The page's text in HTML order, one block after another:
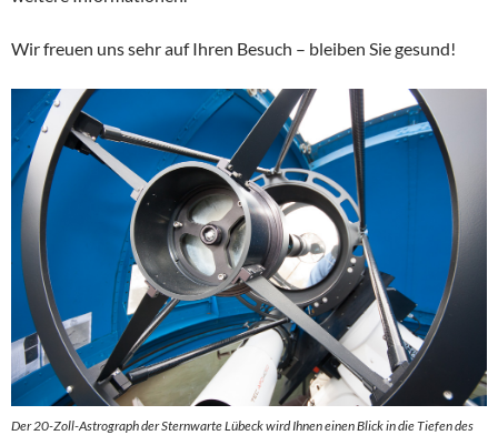
Wir freuen uns sehr auf Ihren Besuch – bleiben Sie gesund!
Der 20-Zoll-Astrograph der Sternwarte Lübeck wird Ihnen einen Blick in die Tiefen des